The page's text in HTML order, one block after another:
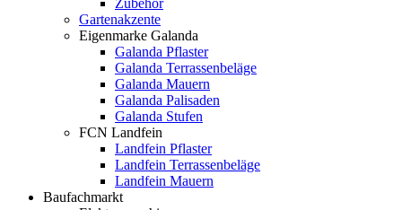
Zubehör
Gartenakzente
Eigenmarke Galanda
Galanda Pflaster
Galanda Terrassenbeläge
Galanda Mauern
Galanda Palisaden
Galanda Stufen
FCN Landfein
Landfein Pflaster
Landfein Terrassenbeläge
Landfein Mauern
Baufachmarkt